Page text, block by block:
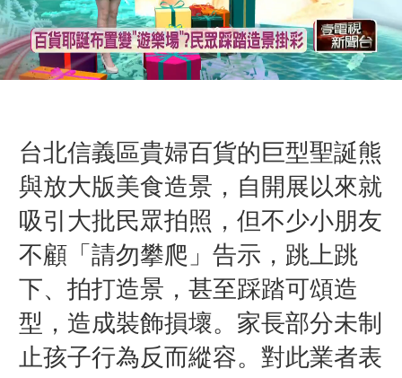
台北信義區貴婦百貨的巨型聖誕熊
與放大版美食造景，自開展以來就
吸引大批民眾拍照，但不少小朋友
不顧「請勿攀爬」告示，跳上跳
下、拍打造景，甚至踩踏可頌造
型，造成裝飾損壞。家長部分未制
止孩子行為反而縱容。對此業者表